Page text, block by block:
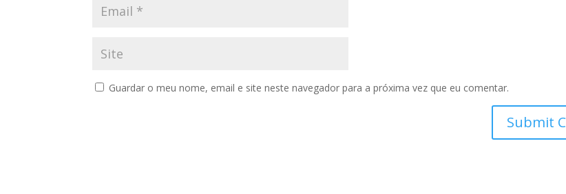
Guardar o meu nome, email e site neste navegador para a próxima vez que eu comentar.